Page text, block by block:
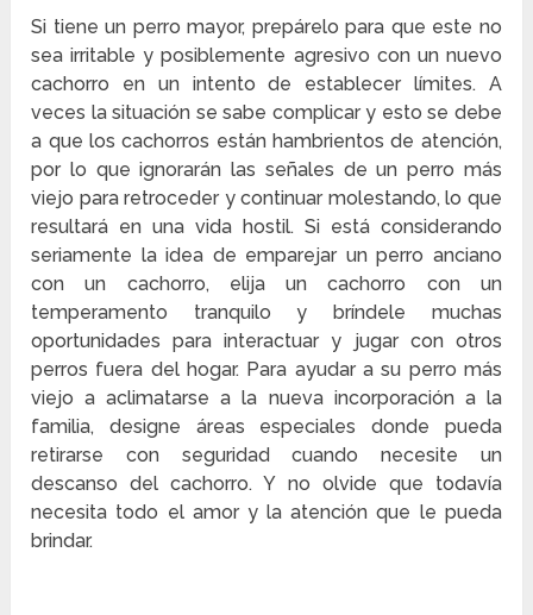
Si tiene un perro mayor, prepárelo para que este no
sea irritable y posiblemente agresivo con un nuevo
cachorro en un intento de establecer límites. A
veces la situación se sabe complicar y esto se debe
a que los cachorros están hambrientos de atención,
por lo que ignorarán las señales de un perro más
viejo para retroceder y continuar molestando, lo que
resultará en una vida hostil. Si está considerando
seriamente la idea de emparejar un perro anciano
con un cachorro, elija un cachorro con un
temperamento tranquilo y bríndele muchas
oportunidades para interactuar y jugar con otros
perros fuera del hogar. Para ayudar a su perro más
viejo a aclimatarse a la nueva incorporación a la
familia, designe áreas especiales donde pueda
retirarse con seguridad cuando necesite un
descanso del cachorro. Y no olvide que todavía
necesita todo el amor y la atención que le pueda
brindar.